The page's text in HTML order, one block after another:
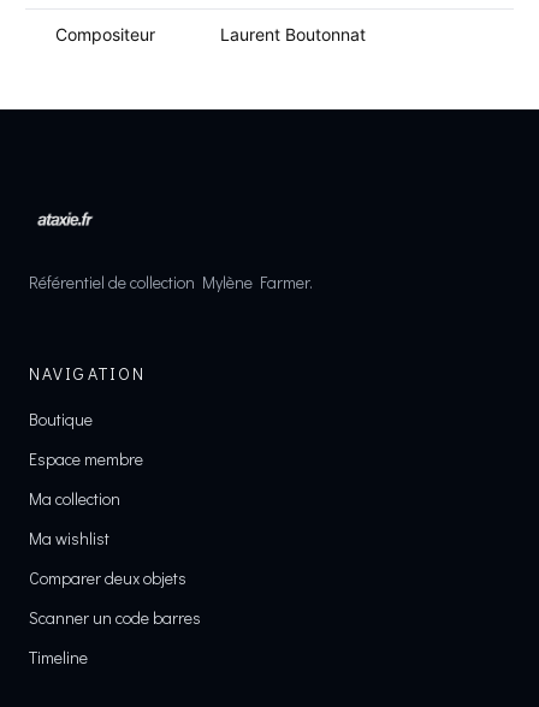
Compositeur Laurent Boutonnat
Référentiel de collection Mylène Farmer.
NAVIGATION
Boutique
Espace membre
Ma collection
Ma wishlist
Comparer deux objets
Scanner un code barres
Timeline